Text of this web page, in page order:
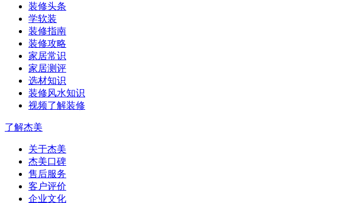
装修头条
学软装
装修指南
装修攻略
家居常识
家居测评
选材知识
装修风水知识
视频了解装修
了解杰美
关于杰美
杰美口碑
售后服务
客户评价
企业文化